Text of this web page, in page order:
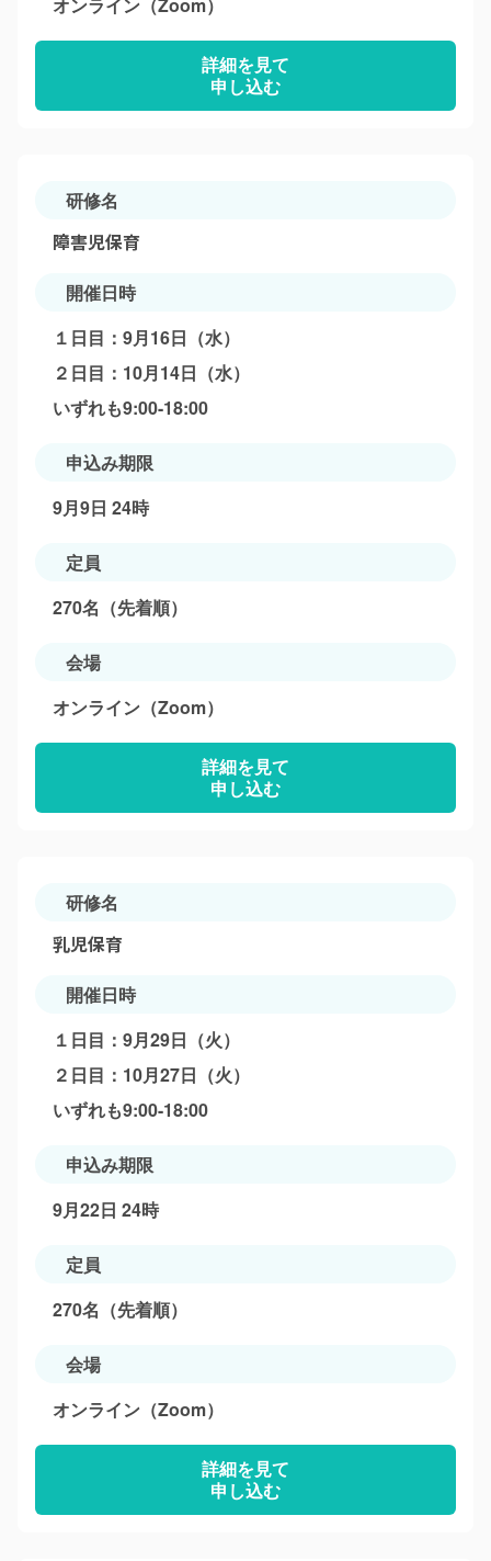
オンライン（Zoom）
詳細を見て
申し込む
研修名
障害児保育
開催日時
１日目：9月16日（水）
２日目：10月14日（水）
いずれも9:00-18:00
申込み期限
9月9日 24時
定員
270名（先着順）
会場
オンライン（Zoom）
詳細を見て
申し込む
研修名
乳児保育
開催日時
１日目：9月29日（火）
２日目：10月27日（火）
いずれも9:00-18:00
申込み期限
9月22日 24時
定員
270名（先着順）
会場
オンライン（Zoom）
詳細を見て
申し込む